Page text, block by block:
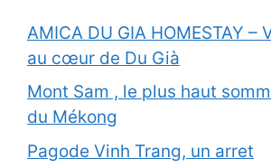
AMICA DU GIA HOMESTAY –
au cœur de Du Già
Mont Sam , le plus haut
du Mékong
Pagode Vinh Trang, un arret